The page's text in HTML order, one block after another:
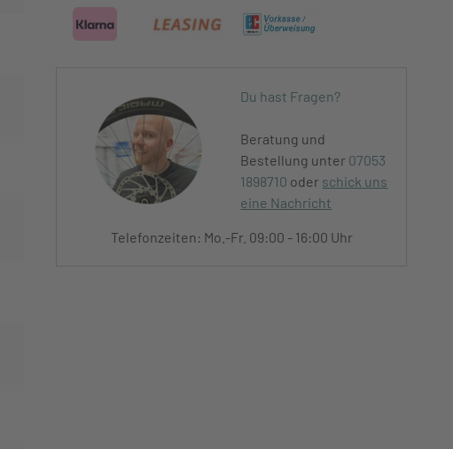
Du hast Fragen?
Beratung und
Bestellung unter 07053
1898710 oder schick uns
eine Nachricht
Telefonzeiten: Mo.-Fr. 09:00 - 16:00 Uhr